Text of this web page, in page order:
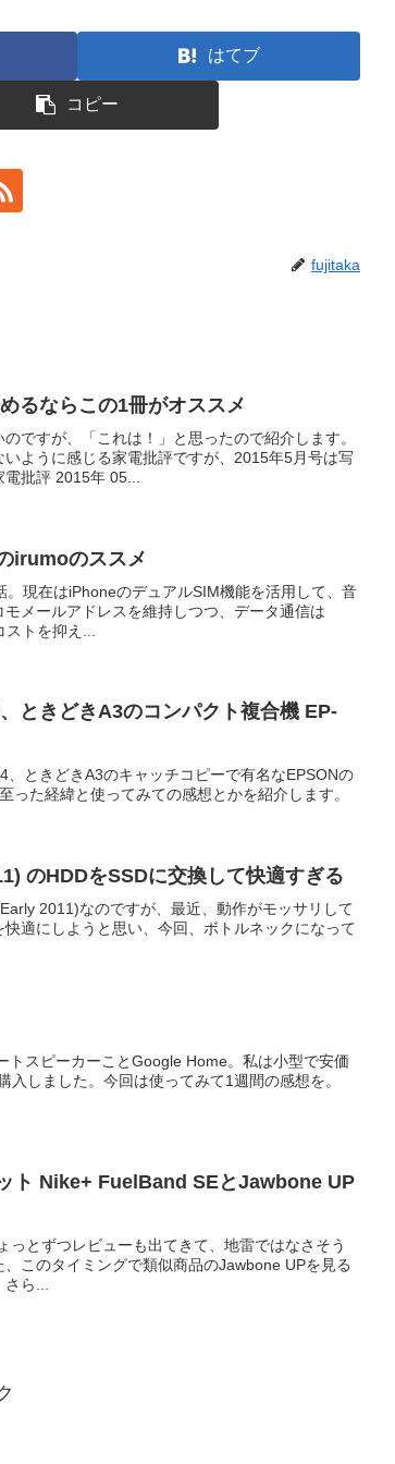
はてブ
コピー
fujitaka
るならこの1冊がオススメ
ですが、「これは！」と思ったので紹介します。
ように感じる家電批評ですが、2015年5月号は写
電批評 2015年 05...
irumoのススメ
現在はiPhoneのデュアルSIM機能を活用して、音
メールアドレスを維持しつつ、データ通信は
トを抑え...
ときどきA3のコンパクト複合機 EP-
ときどきA3のキャッチコピーで有名なEPSONの
った経緯と使ってみての感想とかを紹介します。
のHDDをSSDに交換して快適すぎる
2011)なのですが、最近、動作がモッサリして
適にしようと思い、今回、ボトルネックになって
スピーカーことGoogle Home。私は小型で安価
しました。今回は使ってみて1週間の感想を。
ト Nike+ FuelBand SEとJawbone UP
とずつレビューも出てきて、地雷ではなさそう
このタイミングで類似商品のJawbone UPを見る
ら...